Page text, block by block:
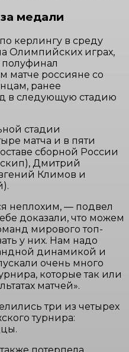
медали
керлингу в среду
Олимпийских играх,
полуфинал
матче россияне со
ранее
в следующую стадию
стадии
матча и в пяти
сборной России
Дмитрий
Климов и
неплохим, — подвел
доказали, что можем
мирового топ-
у них. Нам надо
динамикой и
очень много
которые так или
матчей».
три из четырех
турнира: